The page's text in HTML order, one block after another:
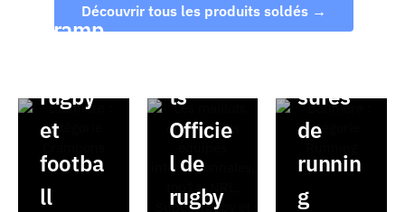
Découvrir tous les produits soldés →
Cramp
rugby
et
footba
ll
ts
Officie
l de
rugby
sures
de
runnin
g